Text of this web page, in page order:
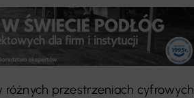
przestrzeniach cyfrowych